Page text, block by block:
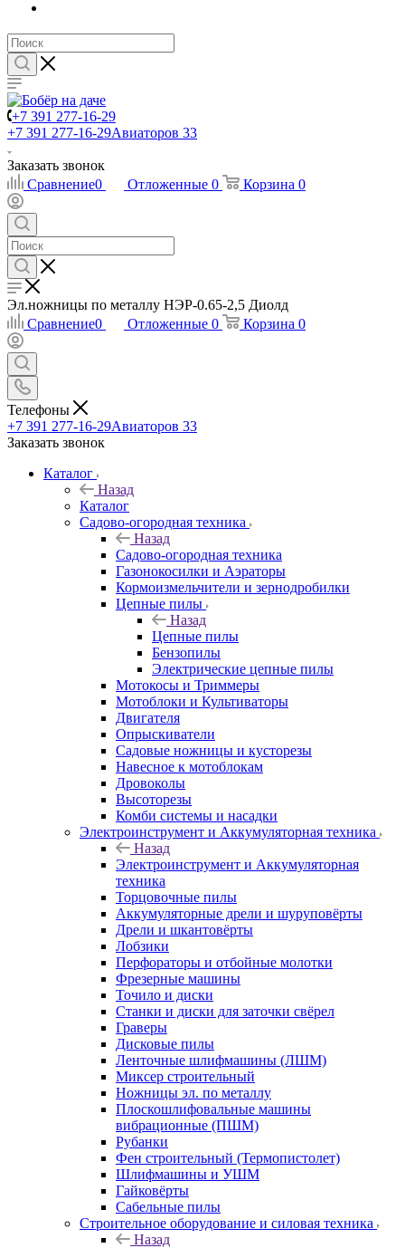
+7 391 277-16-29
+7 391 277-16-29Авиаторов 33
Заказать звонок
Сравнение0 Отложенные 0 Корзина 0
Эл.ножницы по металлу НЭР-0.65-2,5 Диолд
Сравнение0 Отложенные 0 Корзина 0
Телефоны
+7 391 277-16-29Авиаторов 33
Заказать звонок
Каталог
Назад
Каталог
Садово-огородная техника
Назад
Садово-огородная техника
Газонокосилки и Аэраторы
Кормоизмельчители и зернодробилки
Цепные пилы
Назад
Цепные пилы
Бензопилы
Электрические цепные пилы
Мотокосы и Триммеры
Мотоблоки и Культиваторы
Двигателя
Опрыскиватели
Садовые ножницы и кусторезы
Навесное к мотоблокам
Дровоколы
Высоторезы
Комби системы и насадки
Электроинструмент и Аккумуляторная техника
Назад
Электроинструмент и Аккумуляторная
техника
Торцовочные пилы
Аккумуляторные дрели и шуруповёрты
Дрели и шкантовёрты
Лобзики
Перфораторы и отбойные молотки
Фрезерные машины
Точило и диски
Станки и диски для заточки свёрел
Граверы
Дисковые пилы
Ленточные шлифмашины (ЛШМ)
Миксер строительный
Ножницы эл. по металлу
Плоскошлифовальные машины
вибрационные (ПШМ)
Рубанки
Фен строительный (Термопистолет)
Шлифмашины и УШМ
Гайковёрты
Сабельные пилы
Строительное оборудование и силовая техника
Назад